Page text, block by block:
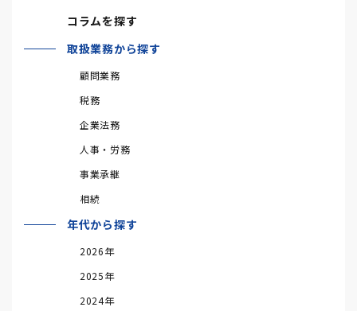
コラムを探す
取扱業務から探す
顧問業務
税務
企業法務
人事・労務
事業承継
相続
年代から探す
2026年
2025年
2024年